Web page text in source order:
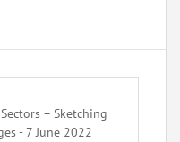
– Sketching
- 7 June 2022